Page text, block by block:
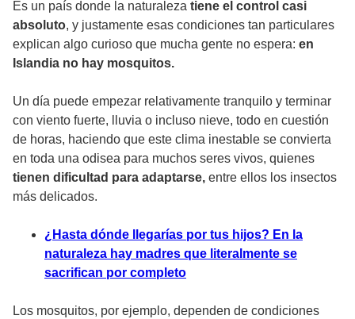
Es un país donde la naturaleza tiene el control casi
absoluto, y justamente esas condiciones tan particulares
explican algo curioso que mucha gente no espera: en
Islandia no hay mosquitos.
Un día puede empezar relativamente tranquilo y terminar
con viento fuerte, lluvia o incluso nieve, todo en cuestión
de horas, haciendo que este clima inestable se convierta
en toda una odisea para muchos seres vivos, quienes
tienen dificultad para adaptarse, entre ellos los insectos
más delicados.
¿Hasta dónde llegarías por tus hijos? En la
naturaleza hay madres que literalmente se
sacrifican por completo
Los mosquitos, por ejemplo, dependen de condiciones